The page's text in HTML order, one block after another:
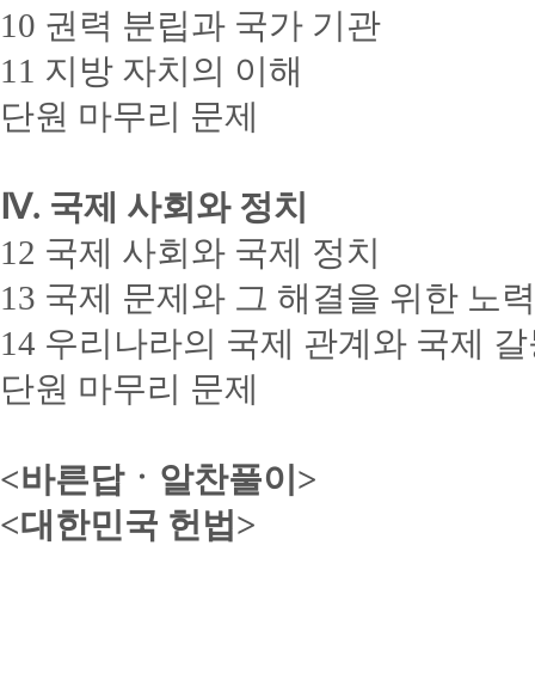
10 권력 분립과 국가 기관
11 지방 자치의 이해
단원 마무리 문제
Ⅳ. 국제 사회와 정치
12 국제 사회와 국제 정치
13 국제 문제와 그 해결을 위한 노력
14 우리나라의 국제 관계와 국제
단원 마무리 문제
<바른답ㆍ알찬풀이>
<대한민국 헌법>